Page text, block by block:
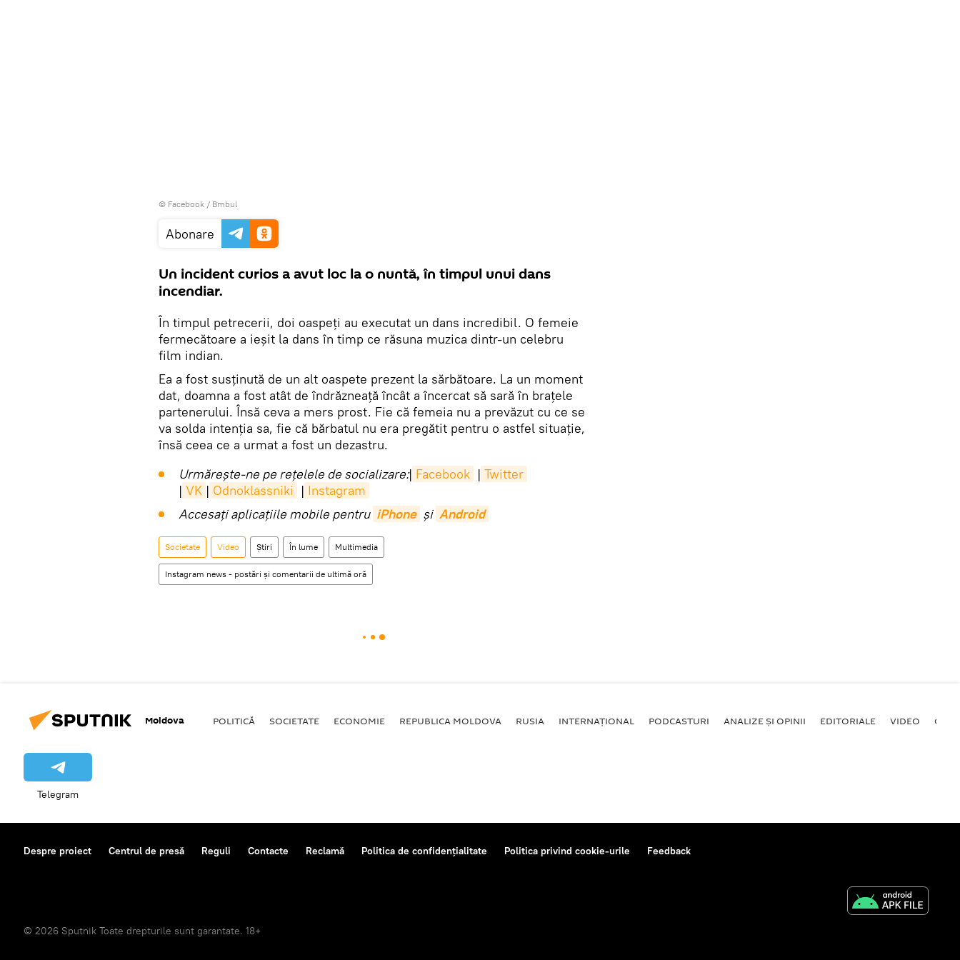
© Facebook / Bmbul
Abonare
Un incident curios a avut loc la o nuntă, în timpul unui dans
incendiar.
În timpul petrecerii, doi oaspeți au executat un dans incredibil. O femeie
fermecătoare a ieșit la dans în timp ce răsuna muzica dintr-un celebru
film indian.
Ea a fost susținută de un alt oaspete prezent la sărbătoare. La un moment
dat, doamna a fost atât de îndrăzneață încât a încercat să sară în brațele
partenerului. Însă ceva a mers prost. Fie că femeia nu a prevăzut cu ce se
va solda intenția sa, fie că bărbatul nu era pregătit pentru o astfel situație,
însă ceea ce a urmat a fost un dezastru.
Urmărește-ne pe rețelele de socializare:| Facebook | Twitter
| VK | Odnoklassniki | Instagram
Accesaţi aplicaţiile mobile pentru iPhone și Android
Societate Video Știri În lume Multimedia
Instagram news - postări și comentarii de ultimă oră
Moldova POLITICĂ SOCIETATE ECONOMIE REPUBLICA MOLDOVA RUSIA INTERNAȚIONAL PODCASTURI ANALIZE ȘI OPINII EDITORIALE VIDEO
Telegram
Despre proiect Centrul de presă Reguli Contacte Reclamă Politica de confidențialitate Politica privind cookie-urile Feedback
© 2026 Sputnik Toate drepturile sunt garantate. 18+